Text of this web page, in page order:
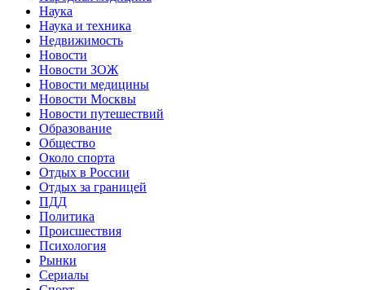
Наука
Наука и техника
Недвижимость
Новости
Новости ЗОЖ
Новости медицины
Новости Москвы
Новости путешествий
Образование
Общество
Около спорта
Отдых в России
Отдых за границей
ПДД
Политика
Происшествия
Психология
Рынки
Сериалы